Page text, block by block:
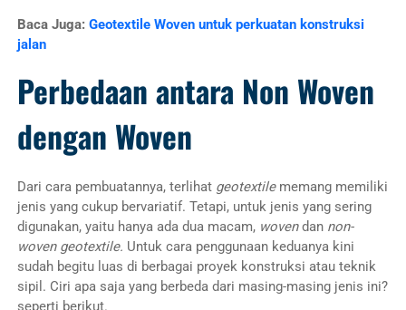
Baca Juga: Geotextile Woven untuk perkuatan konstruksi
jalan
Perbedaan antara Non Woven
dengan Woven
Dari cara pembuatannya, terlihatgeotextilememang memiliki
jenis yang cukup bervariatif. Tetapi, untuk jenis yang sering
digunakan, yaitu hanya ada dua macam, wovendan non-
woven geotextile. Untuk cara penggunaan keduanya kini
sudah begitu luas di berbagai proyek konstruksi atau teknik
sipil. Ciri apa saja yang berbeda dari masing-masing jenis ini?
seperti berikut.